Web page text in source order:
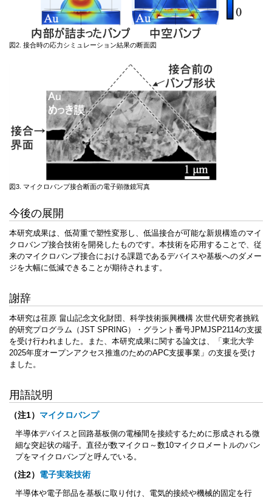
図2. 接合時の応力シミュレーション結果の断面図
図3. マイクロバンプ接合断面の電子顕微鏡写真
今後の展開
本研究成果は、低荷重で塑性変形し、低温接合が可能な新規構造のマイ
クロバンプ接合技術を開発したものです。本技術を応用することで、従
来のマイクロバンプ接合における課題であるデバイスや基板へのダメー
ジを大幅に低減できることが期待されます。
謝辞
本研究は荏原 畠山記念文化財団、科学技術振興機構 次世代研究者挑戦
的研究プログラム（JST SPRING）・グラント番号JPMJSP2114の支援
を受け行われました。また、本研究成果に関する論文は、「東北大学
2025年度オープンアクセス推進のためのAPC支援事業」の支援を受け
ました。
用語説明
（注1） マイクロバンプ
半導体デバイスと回路基板側の電極間を接続するために形成される微
細な突起状の端子。直径が数マイクロ～数10マイクロメートルのバン
プをマイクロバンプと呼んでいる。
（注2） 電子実装技術
半導体や電子部品を基板に取り付け、電気的接続や機械的固定を行